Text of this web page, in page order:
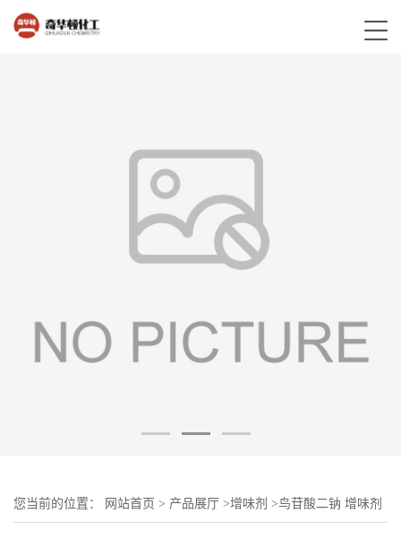
您当前的位置： 网站首页 > 产品展厅 >增味剂 >鸟苷酸二钠 增味剂